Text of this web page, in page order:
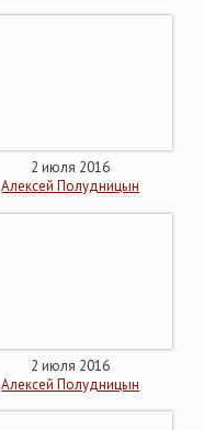
2 июля 2016
Алексей Полудницын
2 июля 2016
Алексей Полудницын